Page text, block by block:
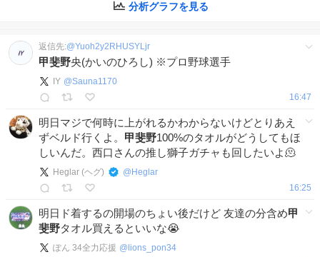
分析グラフを見る
返信先:@Yuoh2y2RHUSYLjr
甲斐野央(かいのひろし) ※プロ野球選手
IY @Sauna1170
16:47
明日マジで何時に上がれるかわからないけどとりあえ
ずベルド行くよ。 甲斐野100%のタオルがどうしてもほ
しいんだ。西口さんの推し獅子ガチャも回したいよ🫠
Heglar (ヘグ) @ Heglar
16:25
明日ド着するの開場のちょい後だけど 友達の分含め甲
斐野タオル買えるといいな😭
ぽん 34全力応援 @ lions_pon34